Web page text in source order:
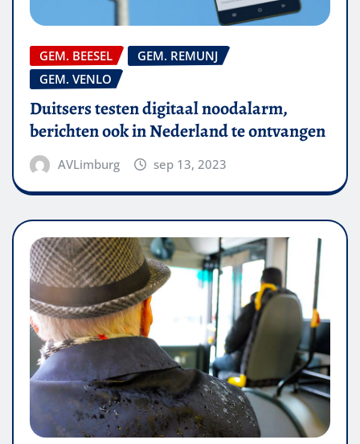
GEM. BEESEL
GEM. REMUNJ
GEM. VENLO
Duitsers testen digitaal noodalarm,
berichten ook in Nederland te ontvangen
AVLimburg sep 13, 2023